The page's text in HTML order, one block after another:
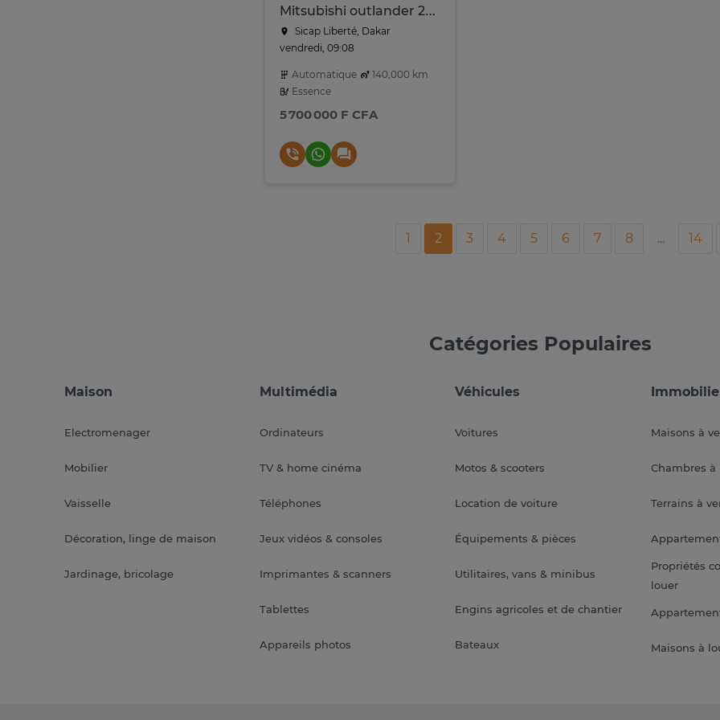
Mitsubishi outlander 2016
Sicap Liberté, Dakar
vendredi, 09:08
Automatique
140,000 km
Essence
5 700 000 F CFA
1 2 3 4 5 6 7 8 ... 14
Catégories Populaires
Maison
Electromenager
Mobilier
Vaisselle
Décoration, linge de maison
Jardinage, bricolage
Multimédia
Ordinateurs
TV & home cinéma
Téléphones
Jeux vidéos & consoles
Imprimantes & scanners
Tablettes
Appareils photos
Véhicules
Voitures
Motos & scooters
Location de voiture
Équipements & pièces
Utilitaires, vans & minibus
Engins agricoles et de chantier
Bateaux
Maisons à
Chambres à
Terrains à
Propriétés
louer
Maisons à